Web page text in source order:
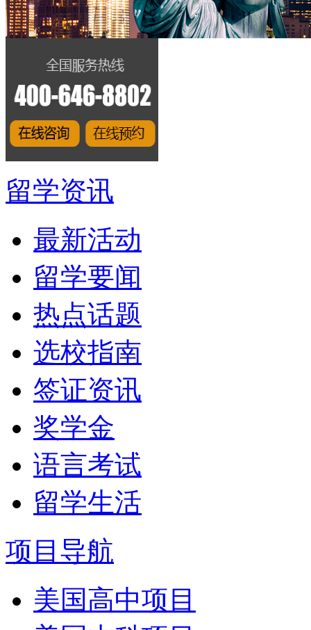
留学资讯
最新活动
留学要闻
热点话题
选校指南
签证资讯
奖学金
语言考试
留学生活
项目导航
美国高中项目